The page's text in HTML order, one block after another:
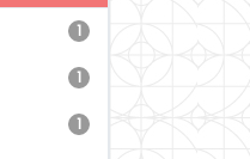
1
1
1